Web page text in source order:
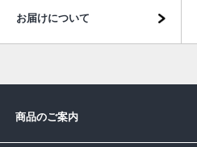
お届けについて
商品のご案内